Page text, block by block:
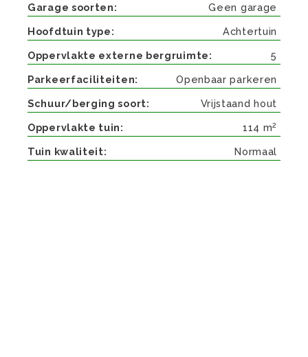
Garage soorten Geen garage
Hoofdtuin type Achtertuin
Oppervlakte externe bergruimte 5
Parkeerfaciliteiten Openbaar parkeren
Schuur/berging soort Vrijstaand hout
Oppervlakte tuin 114 m2
Tuin kwaliteit Normaal